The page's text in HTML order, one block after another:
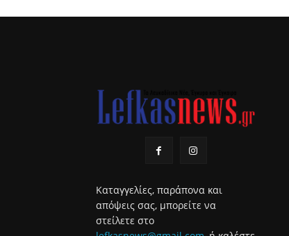
Καταγγελίες, παράπονα και
απόψεις σας, μπορείτε να
στείλετε στο